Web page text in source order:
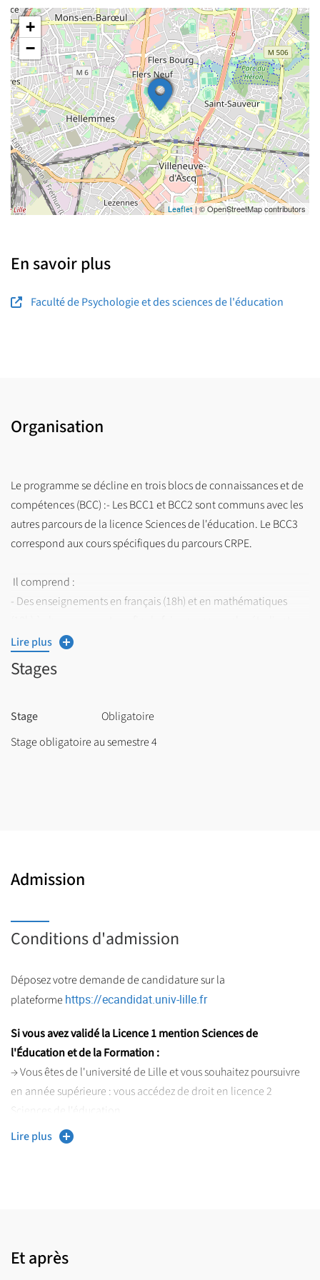
+
−
Leaflet| © OpenStreetMap contributors
En savoir plus
Faculté de Psychologie et des sciences de l'éducation
Organisation
Le programme se décline en trois blocs de connaissances et de
compétences (BCC) :- Les BCC1 et BCC2 sont communs avec les
autres parcours de la licence Sciences de l'éducation. Le BCC3
correspond aux cours spécifiques du parcours CRPE.
Il comprend :
- Des enseignements en français (18h) et en mathématiques
sur ces deux disciplines fondamentales.
- Une remise à niveau dans toutes les disciplines de la
polyvalence et à la connaissance du métier et du système
Les enseignements de cette option se poursuivent en L3
Lire plus
Stages
Stage
Obligatoire
Stage obligatoire au semestre 4
Admission
Conditions d'admission
Déposez votre demande de candidature sur la
plateformehttps://ecandidat.univ-lille.fr
Si vous avez validé la Licence 1 mention Sciences de
l'Éducation et de la Formation :
→ Vous êtes de l'université de Lille et vous souhaitez poursuivre
en année supérieure : vous accédez de droit en licence 2
Sciences de l'éducation.
Procédure de réinscription sur votre ENT Ulille.
→ Vous venez d’une autre université et souhaitez poursuivre
lille.fr/formation/candidater-sinscrire/transfert-de-dossier
Lire plus
Et après